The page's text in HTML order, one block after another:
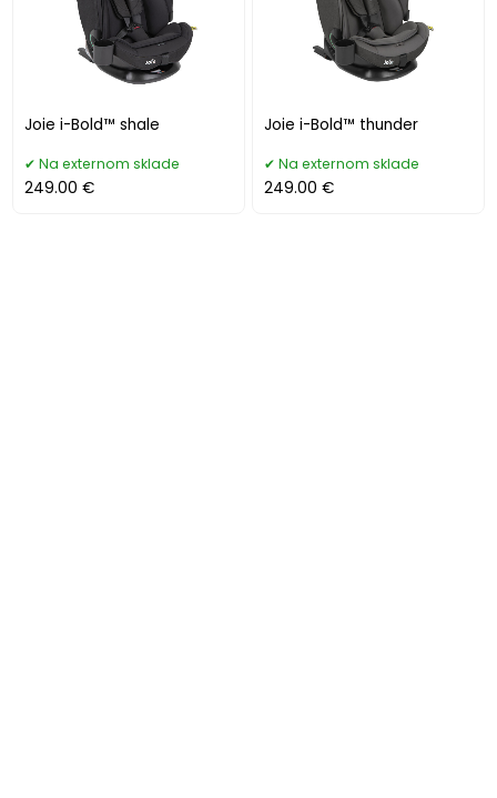
Joie i-Bold™ shale
Na externom sklade
249.00 €
Joie i-Bold™ thunder
Na externom sklade
249.00 €